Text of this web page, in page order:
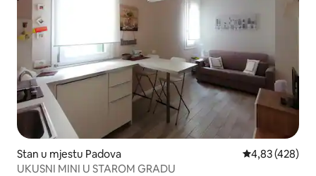
Stan u mjestu Padova prosječna
4,83 (428)
UKUSNI MINI U STAROM GRADU